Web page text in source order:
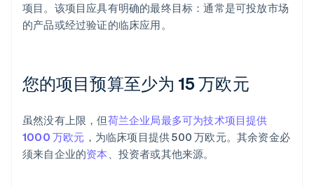
项目。该项目应具有明确的最终目标：通常是可投放市场
的产品或经过验证的临床应用。
您的项目预算至少为 15 万欧元
虽然没有上限，但荷兰企业局最多可为技术项目提供
1000 万欧元 ，为临床项目提供 500 万欧元。其余资金必
须来自企业的资本 、投资者或其他来源。